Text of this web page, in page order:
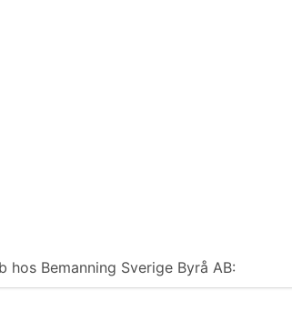
Bemanning Sverige Byrå AB: